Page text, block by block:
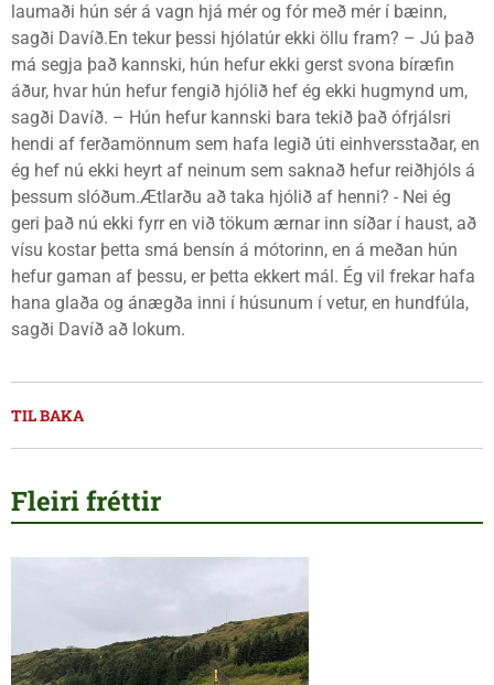
laumaði hún sér á vagn hjá mér og fór með mér í bæinn,
sagði Davíð.En tekur þessi hjólatúr ekki öllu fram? – Jú það
má segja það kannski, hún hefur ekki gerst svona bíræfin
áður, hvar hún hefur fengið hjólið hef ég ekki hugmynd um,
sagði Davíð. – Hún hefur kannski bara tekið það ófrjálsri
hendi af ferðamönnum sem hafa legið úti einhversstaðar, en
ég hef nú ekki heyrt af neinum sem saknað hefur reiðhjóls á
þessum slóðum.Ætlarðu að taka hjólið af henni? - Nei ég
geri það nú ekki fyrr en við tökum ærnar inn síðar í haust, að
vísu kostar þetta smá bensín á mótorinn, en á meðan hún
hefur gaman af þessu, er þetta ekkert mál. Ég vil frekar hafa
hana glaða og ánægða inni í húsunum í vetur, en hundfúla,
sagði Davíð að lokum.
TIL BAKA
Fleiri fréttir